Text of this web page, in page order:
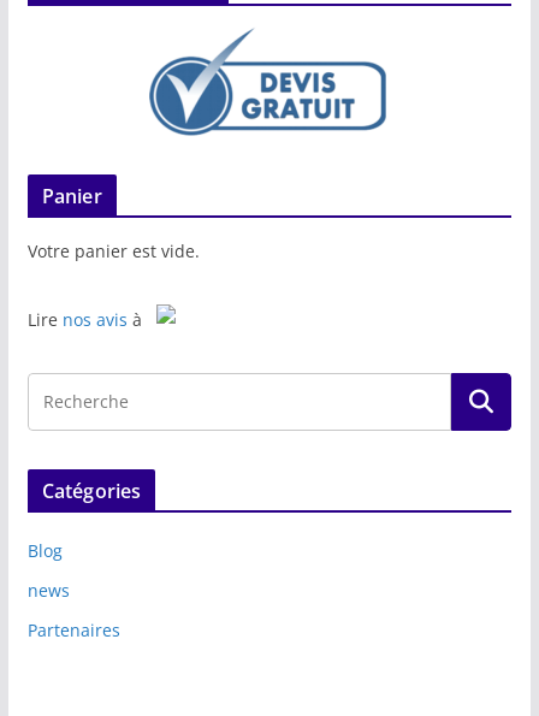
Panier
Votre panier est vide.
Lire nos avis à
Catégories
Blog
news
Partenaires